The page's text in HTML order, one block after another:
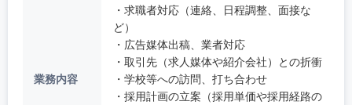
業務内容
・求職者対応（連絡、日程調整、面接な
ど）
・広告媒体出稿、業者対応
・取引先（求人媒体や紹介会社）との折衝
・学校等への訪問、打ち合わせ
・採用計画の立案（採用単価や採用経路の